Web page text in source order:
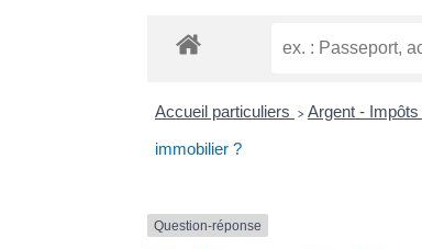
Accueil particuliers > Argent -
immobilier ?
Question-réponse